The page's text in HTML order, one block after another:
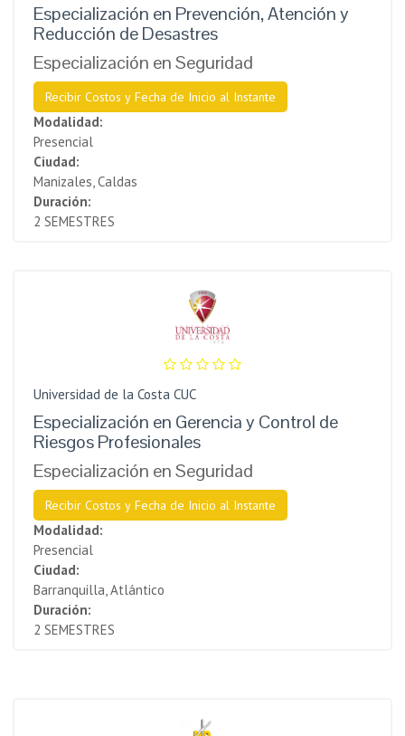
Especialización en Prevención, Atención y
Reducción de Desastres
Especialización en Seguridad
Recibir Costos y Fecha de Inicio al Instante
Modalidad:
Presencial
Ciudad:
Manizales, Caldas
Duración:
2 SEMESTRES
Universidad de la Costa CUC
Especialización en Gerencia y Control de
Riesgos Profesionales
Especialización en Seguridad
Recibir Costos y Fecha de Inicio al Instante
Modalidad:
Presencial
Ciudad:
Barranquilla, Atlántico
Duración:
2 SEMESTRES